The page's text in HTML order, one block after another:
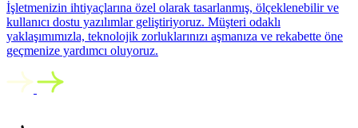
İşletmenizin ihtiyaçlarına özel olarak tasarlanmış, ölçeklenebilir ve
kullanıcı dostu yazılımlar geliştiriyoruz. Müşteri odaklı
yaklaşımımızla, teknolojik zorluklarınızı aşmanıza ve rekabette öne
geçmenize yardımcı oluyoruz.